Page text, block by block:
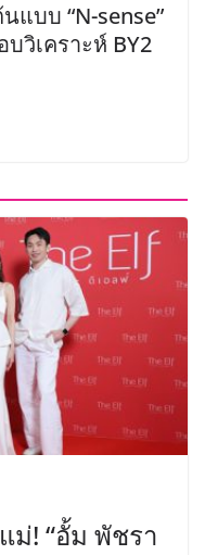
แบบ “N-sense”
วิเคราะห์ BY2
! “อั้ม พัชรา